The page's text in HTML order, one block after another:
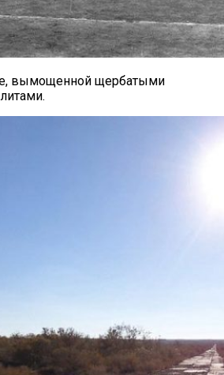
вымощенной щербатыми